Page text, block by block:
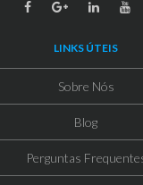
LINKS ÚTEIS
Sobre Nós
Blog
Perguntas